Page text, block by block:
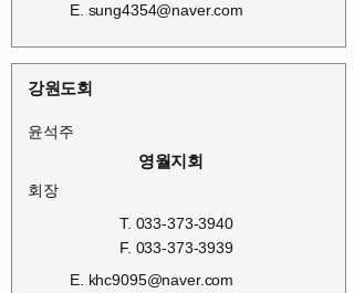
E. sung4354@naver.com
강원도회
윤석주
영월지회
회장
T. 033-373-3940
F. 033-373-3939
E. khc9095@naver.com